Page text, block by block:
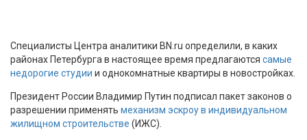
Специалисты Центра аналитики BN.ru определили, в каких
районах Петербурга в настоящее время предлагаются самые
недорогие студии и однокомнатные квартиры в новостройках.
Президент России Владимир Путин подписал пакет законов о
разрешении применять механизм эскроу в индивидуальном
жилищном строительстве (ИЖС).